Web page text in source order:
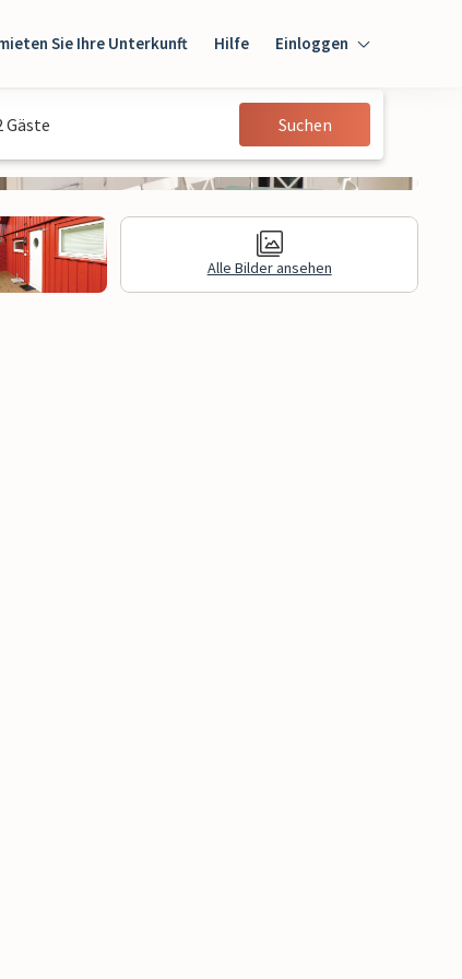
Sie Ihre Unterkunft Hilfe Einloggen
Einloggen
Gast
Gäste Suchen
Alle Bilder ansehen